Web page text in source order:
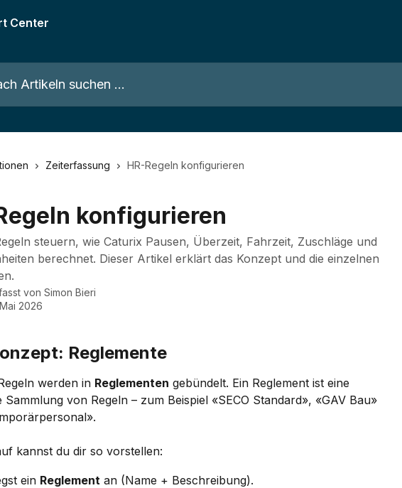
suchen …
Zeiterfassung HR-Regeln konfigurieren
konfigurieren
steuern, wie Caturix Pausen, Überzeit, Fahrzeit, Zuschläge und
berechnet. Dieser Artikel erklärt das Konzept und die einzelnen
von Simon Bieri
2026
Reglemente
werden in Reglementen gebündelt. Ein Reglement ist eine
Sammlung von Regeln – zum Beispiel «SECO Standard», «GAV Bau»
kannst du dir so vorstellen:
ein Reglement an (Name + Beschreibung).